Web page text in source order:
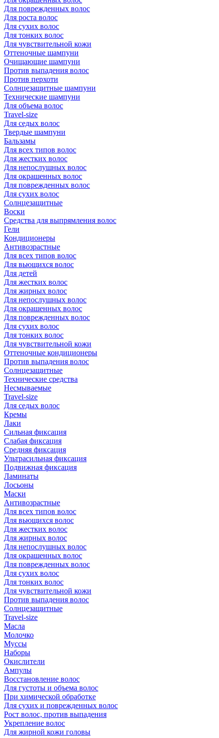
Для поврежденных волос
Для роста волос
Для сухих волос
Для тонких волос
Для чувствительной кожи
Оттеночные шампуни
Очищающие шампуни
Против выпадения волос
Против перхоти
Солнцезащитные шампуни
Технические шампуни
Для объема волос
Travel-size
Для седых волос
Твердые шампуни
Бальзамы
Для всех типов волос
Для жестких волос
Для непослушных волос
Для окрашенных волос
Для поврежденных волос
Для сухих волос
Солнцезащитные
Воски
Средства для выпрямления волос
Гели
Кондиционеры
Антивозрастные
Для всех типов волос
Для вьющихся волос
Для детей
Для жестких волос
Для жирных волос
Для непослушных волос
Для окрашенных волос
Для поврежденных волос
Для сухих волос
Для тонких волос
Для чувствительной кожи
Оттеночные кондиционеры
Против выпадения волос
Солнцезащитные
Технические средства
Несмываемые
Travel-size
Для седых волос
Кремы
Лаки
Сильная фиксация
Слабая фиксация
Средняя фиксация
Ультрасильная фиксация
Подвижная фиксация
Ламинаты
Лосьоны
Маски
Антивозрастные
Для всех типов волос
Для вьющихся волос
Для жестких волос
Для жирных волос
Для непослушных волос
Для окрашенных волос
Для поврежденных волос
Для сухих волос
Для тонких волос
Для чувствительной кожи
Против выпадения волос
Солнцезащитные
Travel-size
Масла
Молочко
Муссы
Наборы
Окислители
Ампулы
Восстановление волос
Для густоты и объема волос
При химической обработке
Для сухих и поврежденных волос
Рост волос, против выпадения
Укрепление волос
Для жирной кожи головы